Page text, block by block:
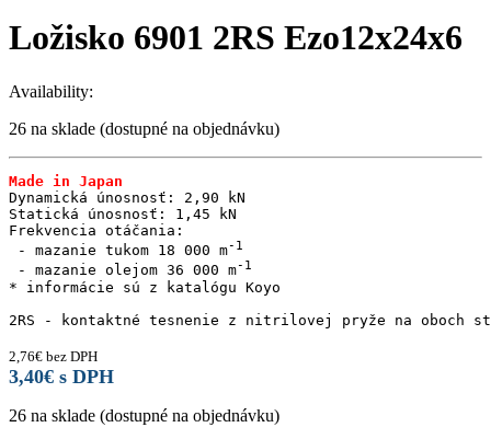
Ložisko 6901 2RS Ezo12x24x6
Availability:
26 na sklade (dostupné na objednávku)
Made in Japan
Dynamická únosnosť: 2,90 kN
Statická únosnosť: 1,45 kN
Frekvencia otáčania:
- mazanie tukom 18 000 m
- mazanie olejom 36 000 m
* informácie sú z katalógu Koyo
2RS - kontaktné tesnenie z nitrilovej pryže na oboch
2,76€ bez DPH
3,40€ s DPH
26 na sklade (dostupné na objednávku)